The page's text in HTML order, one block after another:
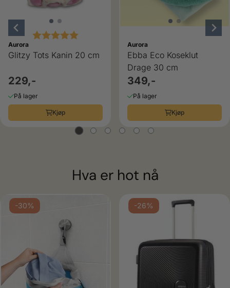
Karakter:
Aurora
Glitzy Tots Kanin 20 cm
229,-
På lager
Kjøp
Aurora
Ebba Eco Koseklut
Drage 30 cm
349,-
På lager
Kjøp
Hva er hot nå
-30% -26%